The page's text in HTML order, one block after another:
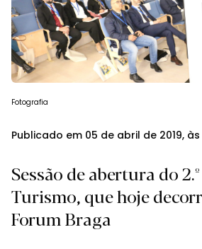
Fotografia
Publicado em 05 de abril de 2019, às
Sessão de abertura do
Turismo, que hoje
Forum Braga